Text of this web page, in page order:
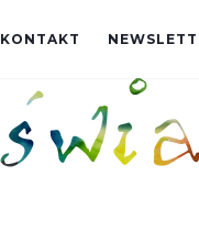
KONTAKT